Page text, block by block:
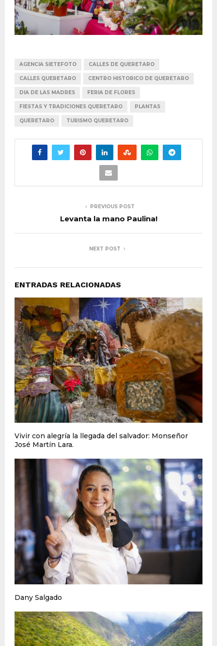
AGENCIA SIETEFOTO CALLES DE QUERETARO
CALLES QUERETARO CENTRO HISTORICO DE QUERETARO
DIA DE LAS MADRES FERIA DE FLORES
FIESTAS Y TRADICIONES QUERETARO PLANTAS
QUERETARO TURISMO QUERETARO
PREVIOUS POST
Levanta la mano Paulina!
NEXT POST
ENTRADAS RELACIONADAS
Vivir con alegría la llegada del salvador: Monseñor
José Martín Lara.
Dany Salgado